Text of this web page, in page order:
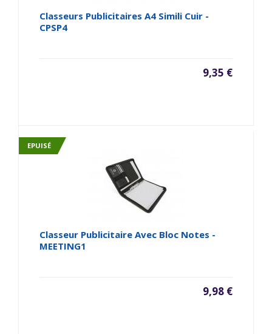
Classeurs Publicitaires A4 Simili Cuir -
CPSP4
9,35 €
EPUISÉ
Classeur Publicitaire Avec Bloc Notes -
MEETING1
9,98 €